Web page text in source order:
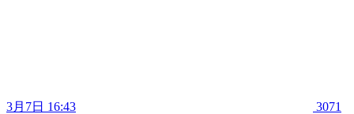
3月7日 16:43 3071